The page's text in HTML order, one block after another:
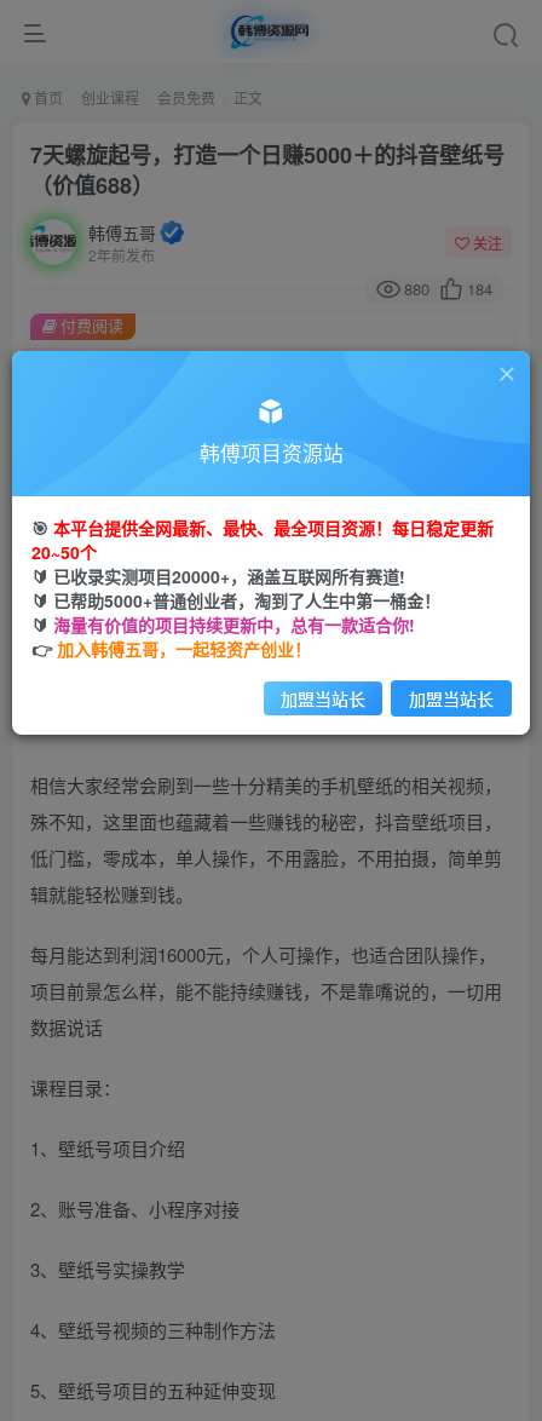
首页 创业课程 会员免费 正文
7天螺旋起号，打造一个日赚5000＋的抖音壁纸号
（价值688）
韩傅五哥
2年前发布
关注
880 184
金币9.9金币99
立即购买
您当前未登录！建议登陆后购买，可保存购买订单
付费阅读
相信大家经常会刷到一些十分精美的手机壁纸的相关视频，
殊不知，这里面也蕴藏着一些赚钱的秘密，抖音壁纸项目，
低门槛，零成本，单人操作，不用露脸，不用拍摄，简单剪
辑就能轻松赚到钱。
每月能达到利润16000元，个人可操作，也适合团队操作，
项目前景怎么样，能不能持续赚钱，不是靠嘴说的，一切用
数据说话
课程目录：
1、壁纸号项目介绍
2、账号准备、小程序对接
3、壁纸号实操教学
4、壁纸号视频的三种制作方法
5、壁纸号项目的五种延伸变现
韩傅项目资源站
🎯 本平台提供全网最新、最快、最全项目资源！每日稳定更新
20~50个
🔰 已收录实测项目20000+，涵盖互联网所有赛道!
🔰 已帮助5000+普通创业者，淘到了人生中第一桶金！
🔰 海量有价值的项目持续更新中，总有一款适合你!
👉加入韩傅五哥，一起轻资产创业！
加盟当站长 加盟当站长